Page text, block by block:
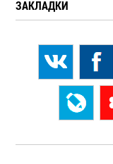
ЗАКЛАДКИ